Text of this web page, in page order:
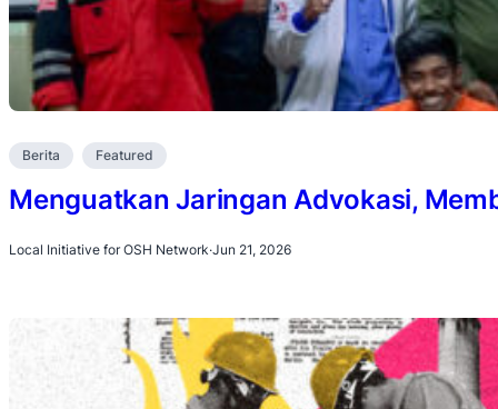
Berita Featured
Menguatkan Jaringan Advokasi,
Local Initiative for OSH Network·Jun 21, 2026